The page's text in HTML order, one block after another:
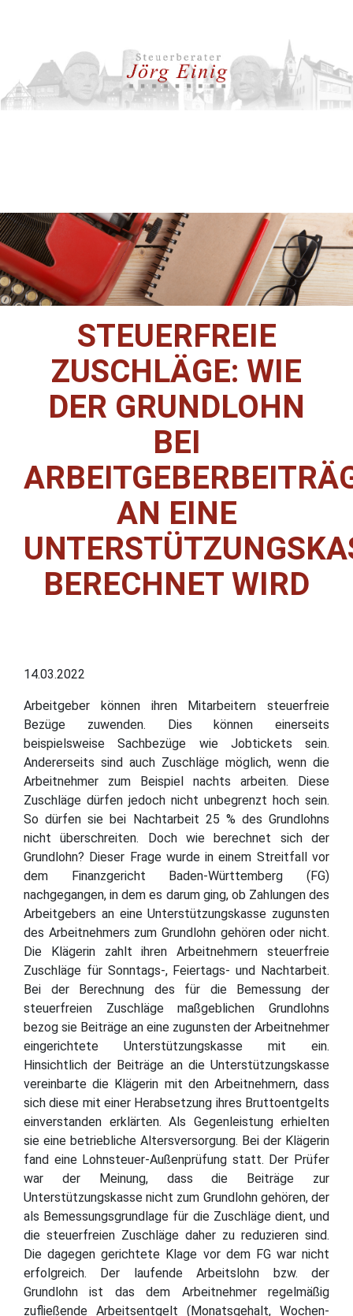
STEUERFREIE
ZUSCHLÄGE: WIE
DER GRUNDLOHN
BEI
AN EINE
BERECHNET WIRD
14.03.2022
Arbeitgeber können ihren Mitarbeitern steuerfreie
Bezüge zuwenden. Dies können einerseits
beispielsweise Sachbezüge wie Jobtickets sein.
Andererseits sind auch Zuschläge möglich, wenn die
Arbeitnehmer zum Beispiel nachts arbeiten. Diese
Zuschläge dürfen jedoch nicht unbegrenzt hoch sein.
So dürfen sie bei Nachtarbeit 25 % des Grundlohns
nicht überschreiten. Doch wie berechnet sich der
Grundlohn? Dieser Frage wurde in einem Streitfall vor
dem Finanzgericht Baden-Württemberg (FG)
nachgegangen, in dem es darum ging, ob Zahlungen des
Arbeitgebers an eine Unterstützungskasse zugunsten
des Arbeitnehmers zum Grundlohn gehören oder nicht.
Die Klägerin zahlt ihren Arbeitnehmern steuerfreie
Zuschläge für Sonntags-, Feiertags- und Nachtarbeit.
Bei der Berechnung des für die Bemessung der
steuerfreien Zuschläge maßgeblichen Grundlohns
bezog sie Beiträge an eine zugunsten der Arbeitnehmer
eingerichtete Unterstützungskasse mit ein.
Hinsichtlich der Beiträge an die Unterstützungskasse
vereinbarte die Klägerin mit den Arbeitnehmern, dass
sich diese mit einer Herabsetzung ihres Bruttoentgelts
einverstanden erklärten. Als Gegenleistung erhielten
sie eine betriebliche Altersversorgung. Bei der Klägerin
fand eine Lohnsteuer-Außenprüfung statt. Der Prüfer
war der Meinung, dass die Beiträge zur
Unterstützungskasse nicht zum Grundlohn gehören, der
als Bemessungsgrundlage für die Zuschläge dient, und
die steuerfreien Zuschläge daher zu reduzieren sind.
Die dagegen gerichtete Klage vor dem FG war nicht
erfolgreich. Der laufende Arbeitslohn bzw. der
Grundlohn ist das dem Arbeitnehmer regelmäßig
zufließende Arbeitsentgelt (Monatsgehalt, Wochen-